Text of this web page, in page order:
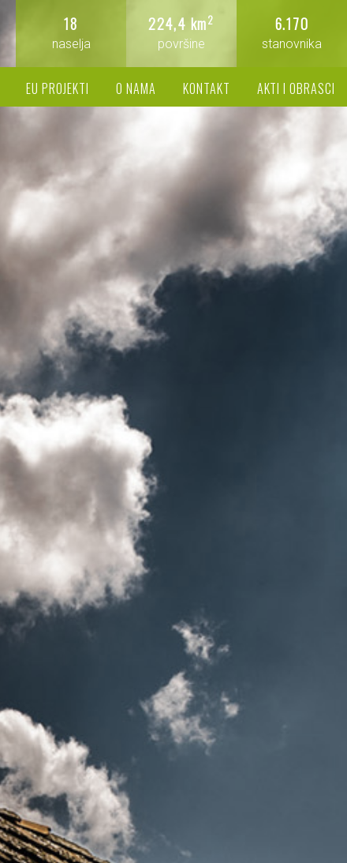
6.170
stanovnika
224,4 km2
površine
18
naselja
EU PROJEKTI O NAMA KONTAKT AKTI I OBRASCI